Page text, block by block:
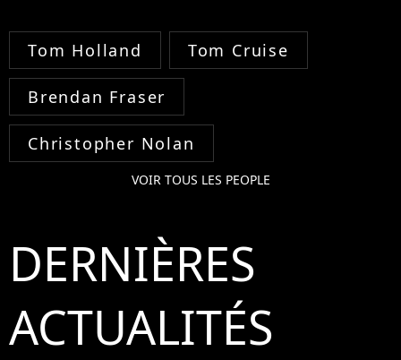
Tom Holland Tom Cruise
Brendan Fraser
Christopher Nolan
VOIR TOUS LES PEOPLE
DERNIÈRES
ACTUALITÉS